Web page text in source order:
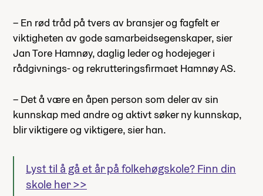
– En rød tråd på tvers av bransjer og fagfelt er
viktigheten av gode samarbeidsegenskaper, sier
Jan Tore Hamnøy, daglig leder og hodejeger i
rådgivnings- og rekrutteringsfirmaet Hamnøy AS.
– Det å være en åpen person som deler av sin
kunnskap med andre og aktivt søker ny kunnskap,
blir viktigere og viktigere, sier han.
Lyst til å gå et år på folkehøgskole? Finn din
skole her >>